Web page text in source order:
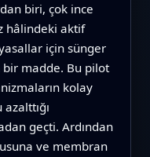
biri, çok ince
hâlindeki aktif
için sünger
madde. Bu pilot
kolay
geçti. Ardından
ve membran